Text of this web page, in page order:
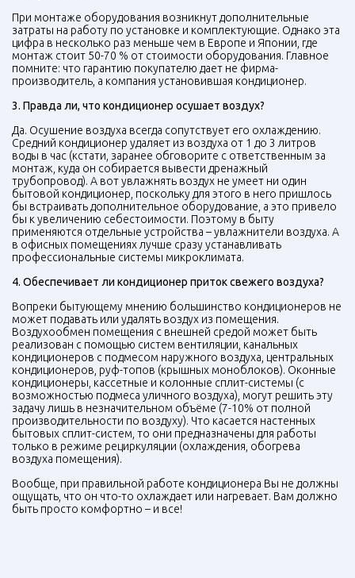
При монтаже оборудования возникнут дополнительные
затраты на работу по установке и комплектующие. Однако эта
цифра в несколько раз меньше чем в Европе и Японии, где
монтаж стоит 50-70 % от стоимости оборудования. Главное
помните: что гарантию покупателю дает не фирма-
производитель, а компания установившая кондиционер.
3. Правда ли, что кондиционер осушает воздух?
Да. Осушение воздуха всегда сопутствует его охлаждению.
Средний кондиционер удаляет из воздуха от 1 до 3 литров
воды в час (кстати, заранее обговорите с ответственным за
монтаж, куда он собирается вывести дренажный
трубопровод). А вот увлажнять воздух не умеет ни один
бытовой кондиционер, поскольку для этого в него пришлось
бы встраивать дополнительное оборудование, а это привело
бы к увеличению себестоимости. Поэтому в быту
применяются отдельные устройства – увлажнители воздуха. А
в офисных помещениях лучше сразу устанавливать
профессиональные системы микроклимата.
4. Обеспечивает ли кондиционер приток свежего воздуха?
Вопреки бытующему мнению большинство кондиционеров не
может подавать или удалять воздух из помещения.
Воздухообмен помещения с внешней средой может быть
реализован с помощью систем вентиляции, канальных
кондиционеров с подмесом наружного воздуха, центральных
кондиционеров, руф-топов (крышных моноблоков). Оконные
кондиционеры, кассетные и колонные сплит-системы (с
возможностью подмеса уличного воздуха), могут решить эту
задачу лишь в незначительном объёме (7-10% от полной
производительности по воздуху). Что касается настенных
бытовых сплит-систем, то они предназначены для работы
только в режиме рециркуляции (охлаждения, обогрева
воздуха помещения).
Вообще, при правильной работе кондиционера Вы не должны
ощущать, что он что-то охлаждает или нагревает. Вам должно
быть просто комфортно – и все!